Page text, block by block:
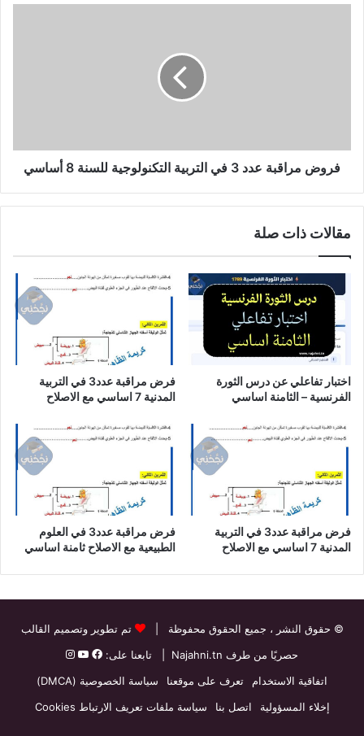
8
أساسي
فروض مراقبة عدد 3 في التربية التكنولوجية للسنة 8 أساسي
مقالات ذات صلة
اختبار تفاعلي عن درس الثورة
الفرنسية – الثامنة اساسي
فرض مراقبة عدد3 في التربية
المدنية 7 اساسي مع الاصلاح
فرض مراقبة عدد3 في التربية
المدنية 7 اساسي مع الاصلاح
فرض مراقبة عدد3 في العلوم
الطبيعية مع الاصلاح ثامنة اساسي
© حقوق النشر ، جميع الحقوق محفوظة |
تم تطوير وتصميم القالب
حصريًا من طرف Najahni.tn | تابعنا على:
اتفاقية الاستخدام
تعرف على موقعنا
سياسة الخصوصية (DMCA)
إخلاء المسؤولية
اتصل بنا سياسة ملفات تعريف الارتباط Cookies